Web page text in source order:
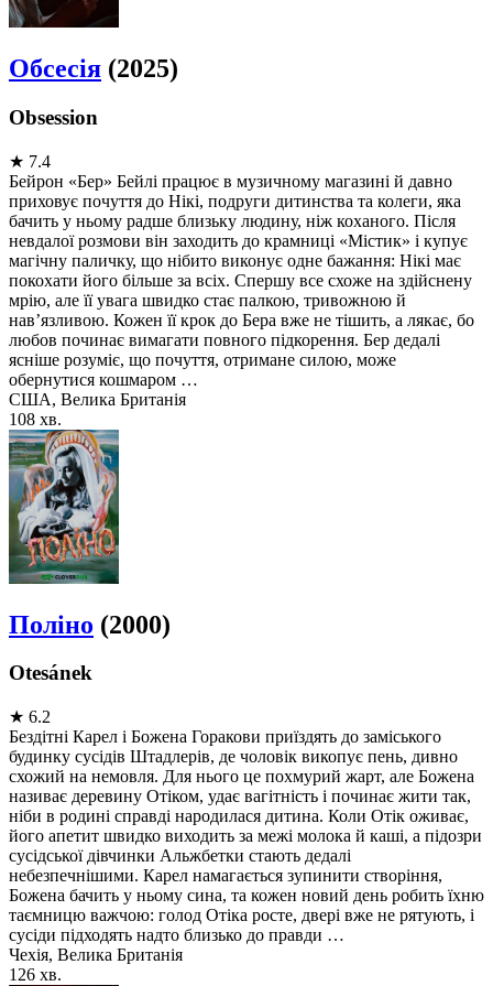
Обсесія (2025)
Obsession
★ 7.4
Бейрон «Бер» Бейлі працює в музичному магазині й давно
приховує почуття до Нікі, подруги дитинства та колеги, яка
бачить у ньому радше близьку людину, ніж коханого. Після
невдалої розмови він заходить до крамниці «Містик» і купує
магічну паличку, що нібито виконує одне бажання: Нікі має
покохати його більше за всіх. Спершу все схоже на здійснену
мрію, але її увага швидко стає палкою, тривожною й
нав’язливою. Кожен її крок до Бера вже не тішить, а лякає, бо
любов починає вимагати повного підкорення. Бер дедалі
ясніше розуміє, що почуття, отримане силою, може
обернутися кошмаром …
США, Велика Британія
108 хв.
Поліно (2000)
Otesánek
★ 6.2
Бездітні Карел і Божена Горакови приїздять до заміського
будинку сусідів Штадлерів, де чоловік викопує пень, дивно
схожий на немовля. Для нього це похмурий жарт, але Божена
називає деревину Отіком, удає вагітність і починає жити так,
ніби в родині справді народилася дитина. Коли Отік оживає,
його апетит швидко виходить за межі молока й каші, а підозри
сусідської дівчинки Альжбетки стають дедалі
небезпечнішими. Карел намагається зупинити створіння,
Божена бачить у ньому сина, та кожен новий день робить їхню
таємницю важчою: голод Отіка росте, двері вже не рятують, і
сусіди підходять надто близько до правди …
Чехія, Велика Британія
126 хв.